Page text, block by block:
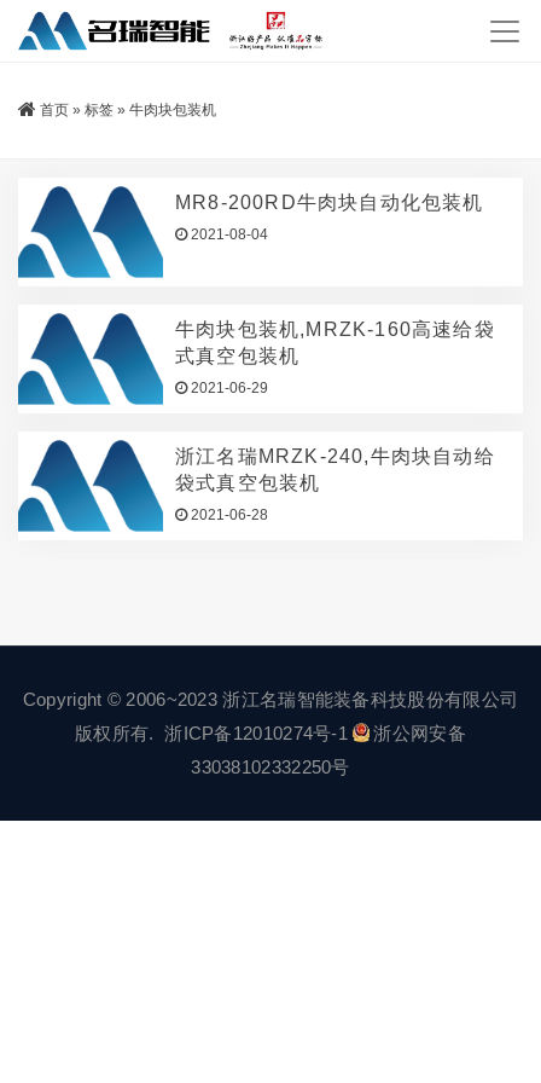
首页 » 标签 » 牛肉块包装机
MR8-200RD牛肉块自动化包装机
2021-08-04
牛肉块包装机,MRZK-160高速给袋
式真空包装机
2021-06-29
浙江名瑞MRZK-240,牛肉块自动给
袋式真空包装机
2021-06-28
Copyright © 2006~2023 浙江名瑞智能装备科技股份有限公司
版权所有.浙ICP备12010274号-1
浙公网安备
33038102332250号